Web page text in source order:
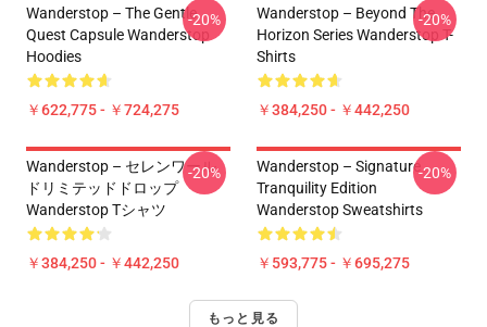
Wanderstop – The Gentle
Quest Capsule Wanderstop
Hoodies
￥622,775 - ￥724,275
-20%
Wanderstop – Beyond The
Horizon Series Wanderstop T-
Shirts
￥384,250 - ￥442,250
-20%
Wanderstop – セレンワール
ドリミテッドドロップ
Wanderstop Tシャツ
￥384,250 - ￥442,250
-20%
Wanderstop – Signature
Tranquility Edition
Wanderstop Sweatshirts
￥593,775 - ￥695,275
-20%
もっと見る